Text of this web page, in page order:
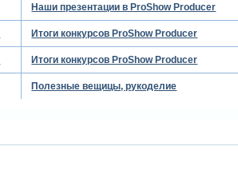
Наши презентации в ProShow Producer
Итоги конкурсов ProShow Producer
Итоги конкурсов ProShow Producer
Полезные вещицы, рукоделие